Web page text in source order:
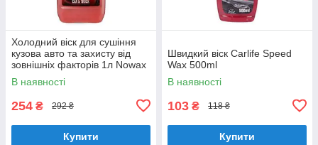
Холодний віск для сушіння
кузова авто та захисту від
зовнішніх факторів 1л Nowax
Nano Wax суперконцентрат
(NX01136)
В наявності
254 ₴ 292 ₴
Купити
Швидкий віск Carlife Speed
Wax 500ml
В наявності
103 ₴ 118 ₴
Купити